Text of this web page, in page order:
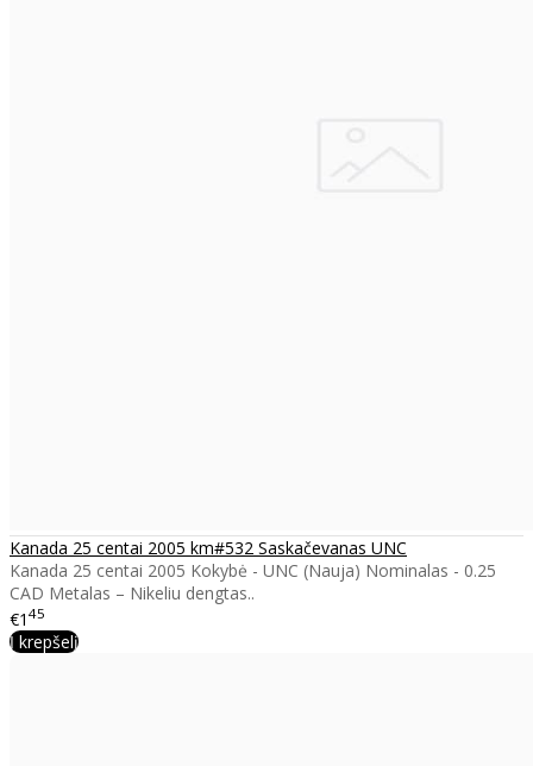
Kanada 25 centai 2005 km#532 Saskačevanas UNC
Kanada 25 centai 2005 Kokybė - UNC (Nauja) Nominalas - 0.25
CAD Metalas – Nikeliu dengtas..
€1 45
Į krepšelį